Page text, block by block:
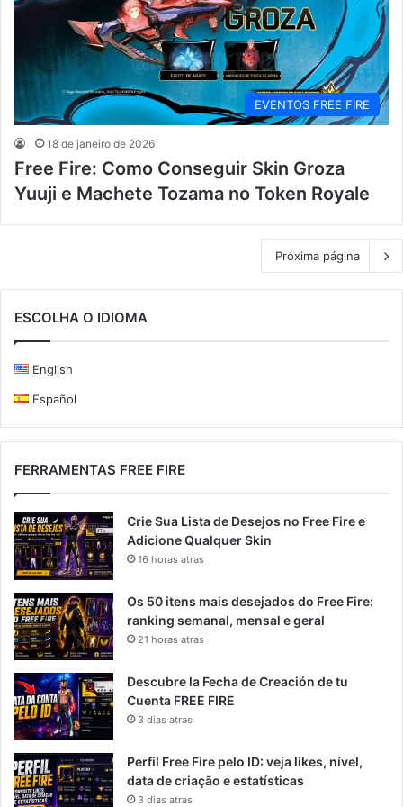
EVENTOS FREE FIRE
18 de janeiro de 2026
Free Fire: Como Conseguir Skin Groza
Yuuji e Machete Tozama no Token Royale
Próxima página
ESCOLHA O IDIOMA
English
Español
FERRAMENTAS FREE FIRE
Crie Sua Lista de Desejos no Free Fire e
Adicione Qualquer Skin
16 horas atras
Os 50 itens mais desejados do Free Fire:
ranking semanal, mensal e geral
21 horas atras
Descubre la Fecha de Creación de tu
Cuenta FREE FIRE
3 dias atras
Perfil Free Fire pelo ID: veja likes, nível,
data de criação e estatísticas
3 dias atras